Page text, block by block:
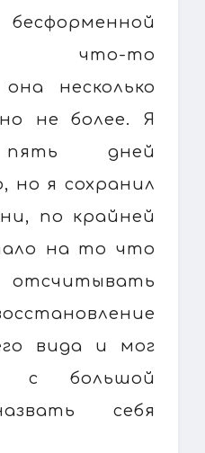
что-то
несколько
не более. Я
дней
но я сохранил
по крайней
на то что
вида и мог
с большой
себя